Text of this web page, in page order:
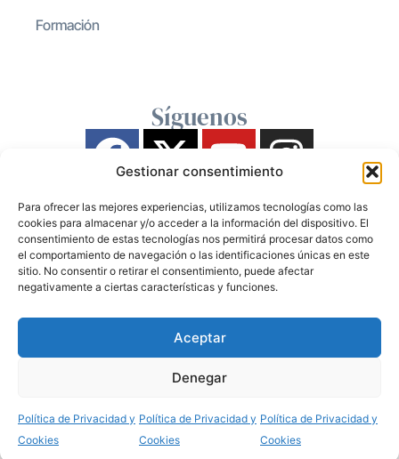
Gestionar consentimiento
Para ofrecer las mejores experiencias, utilizamos tecnologías como las
cookies para almacenar y/o acceder a la información del dispositivo. El
consentimiento de estas tecnologías nos permitirá procesar datos como
el comportamiento de navegación o las identificaciones únicas en este
sitio. No consentir o retirar el consentimiento, puede afectar
negativamente a ciertas características y funciones.
Aceptar
Denegar
Política de Privacidad y
Cookies
Política de Privacidad y
Cookies
Política de Privacidad y
Cookies
Formación
Síguenos